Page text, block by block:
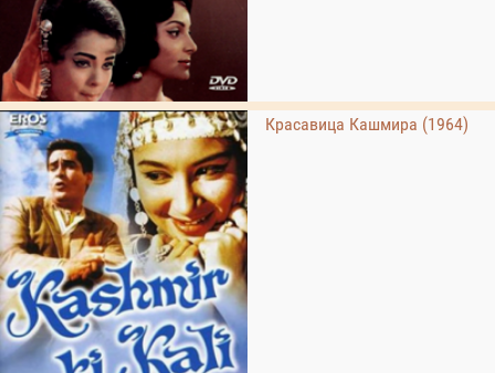
Красавица Кашмира (1964)